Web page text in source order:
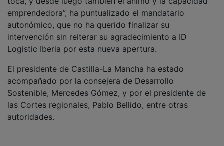
emprendedora”, ha puntualizado el mandatario
autonómico, que no ha querido finalizar su
intervención sin reiterar su agradecimiento a ID
Logistic Iberia por esta nueva apertura.
acompañado por la consejera de Desarrollo
Sostenible, Mercedes Gómez, y por el presidente de
las Cortes regionales, Pablo Bellido, entre otras
autoridades.